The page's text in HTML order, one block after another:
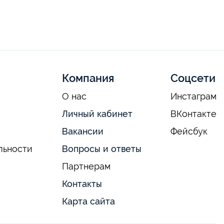
Компания
О нас
Личный кабинет
Вакансии
Вопросы и ответы
Партнерам
Контакты
Карта сайта
Соцсети
Инстаграм
ВКонтакте
Фейсбук